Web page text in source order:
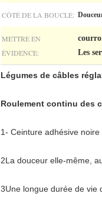
CÔTÉ DE LA BOUCLE:
METTRE EN
ÉVIDENCE:
Les
Légumes de câbles
Roulement continu des
1- Ceinture adhésive noire
2La douceur elle-même,
3Une longue durée de vie